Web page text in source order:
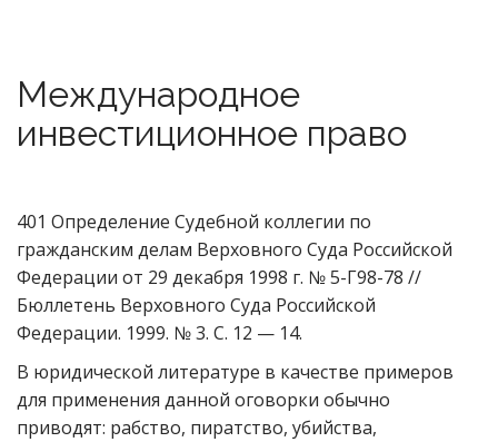
Международное
инвестиционное право
401 Определение Судебной коллегии по
гражданским делам Верховного Суда Российской
Федерации от 29 декабря 1998 г. № 5-Г98-78 //
Бюллетень Верховного Суда Российской
Федерации. 1999. № 3. С. 12 — 14.
В юридической литературе в качестве примеров
для применения данной оговорки обычно
приводят: рабство, пиратство, убийства,